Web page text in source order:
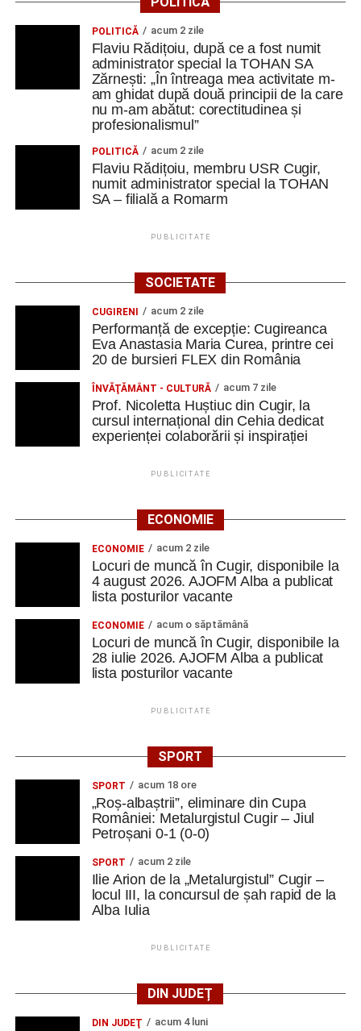
POLITICĂ acum 2 zile
Flaviu Rădițoiu, după ce a fost numit
administrator special la TOHAN SA
Zărnești: „În întreaga mea activitate m-
am ghidat după două principii de la care
nu m-am abătut: corectitudinea și
profesionalismul”
POLITICĂ acum 2 zile
Flaviu Rădițoiu, membru USR Cugir,
numit administrator special la TOHAN
SA – filială a Romarm
PUBLICITATE
SOCIETATE
CUGIRENI acum 2 zile
Performanță de excepție: Cugireanca
Eva Anastasia Maria Curea, printre cei
20 de bursieri FLEX din România
ÎNVĂŢĂMÂNT - CULTURĂ acum 7 zile
Prof. Nicoletta Huștiuc din Cugir, la
cursul internațional din Cehia dedicat
experienței colaborării și inspirației
PUBLICITATE
ECONOMIE
ECONOMIE acum 2 zile
Locuri de muncă în Cugir, disponibile la
4 august 2026. AJOFM Alba a publicat
lista posturilor vacante
ECONOMIE acum o săptămână
Locuri de muncă în Cugir, disponibile la
28 iulie 2026. AJOFM Alba a publicat
lista posturilor vacante
PUBLICITATE
SPORT
SPORT acum 18 ore
„Roș-albaștrii”, eliminare din Cupa
României: Metalurgistul Cugir – Jiul
Petroșani 0-1 (0-0)
SPORT acum 2 zile
Ilie Arion de la „Metalurgistul” Cugir –
locul III, la concursul de șah rapid de la
Alba Iulia
PUBLICITATE
DIN JUDEȚ
DIN JUDEŢ acum 4 luni